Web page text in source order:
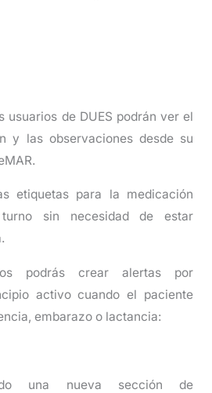
usuarios de DUES podrán ver el
y las observaciones desde su
etiquetas para la medicación
sin necesidad de estar
podrás crear alertas por
activo cuando el paciente
embarazo o lactancia:
una nueva sección de